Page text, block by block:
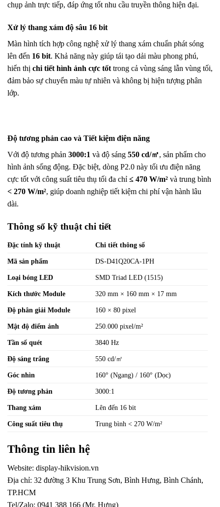
chụp ảnh trực tiếp, đáp ứng tốt nhu cầu truyền thông hiện đại.
Xử lý thang xám độ sâu 16 bit
Màn hình tích hợp công nghệ xử lý thang xám chuẩn phát sóng
lên đến 16 bit. Khả năng này giúp tái tạo dải màu phong phú,
hiển thị chi tiết hình ảnh cực tốt trong cả vùng sáng lẫn vùng tối,
đảm bảo sự chuyển màu tự nhiên và không bị hiện tượng phân
lớp.
Độ tương phản cao và Tiết kiệm điện năng
Với độ tương phản 3000:1 và độ sáng 550 cd/㎡, sản phẩm cho
hình ảnh sống động. Đặc biệt, dòng P2.0 này tối ưu điện năng
cực tốt với công suất tiêu thụ tối đa chỉ ≤ 470 W/m² và trung bình
< 270 W/m², giúp doanh nghiệp tiết kiệm chi phí vận hành lâu
dài.
Thông số kỹ thuật chi tiết
Đặc tính kỹ thuật Chi tiết thông số
Mã sản phẩm DS-D41Q20CA-1PH
Loại bóng LED SMD Triad LED (1515)
Kích thước Module 320 mm × 160 mm × 17 mm
Độ phân giải Module 160 × 80 pixel
Mật độ điểm ảnh 250.000 pixel/m²
Tần số quét 3840 Hz
Độ sáng trắng 550 cd/㎡
Góc nhìn 160° (Ngang) / 160° (Dọc)
Độ tương phản 3000:1
Thang xám Lên đến 16 bit
Công suất tiêu thụ Trung bình < 270 W/m²
Thông tin liên hệ
Website: display-hikvision.vn
Địa chỉ: 32 đường 3 Khu Trung Sơn, Bình Hưng, Bình Chánh,
TP.HCM
Tel/Zalo: 0941 388 166 (Mr. Hưng)